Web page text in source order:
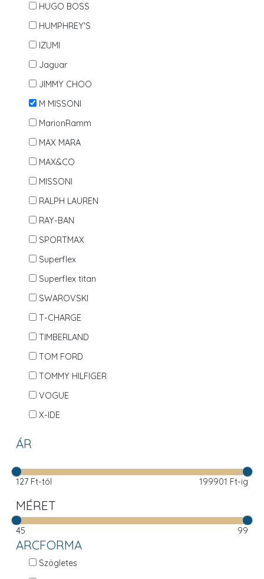
HUGO BOSS
HUMPHREY'S
IZUMI
Jaguar
JIMMY CHOO
M MISSONI
MarionRamm
MAX MARA
MAX&CO
MISSONI
RALPH LAUREN
RAY-BAN
SPORTMAX
Superflex
Superflex titan
SWAROVSKI
T-CHARGE
TIMBERLAND
TOM FORD
TOMMY HILFIGER
VOGUE
X-IDE
ÁR
127 Ft-tól 199901 Ft-ig
MÉRET
45 99
ARCFORMA
Szögletes